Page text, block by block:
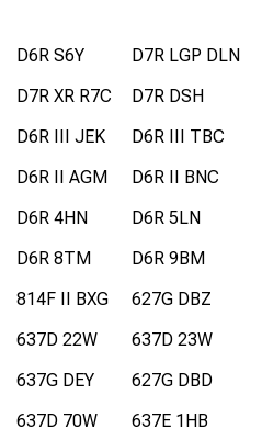
D6R S6Y
D7R LGP DLN
D7R XR R7C
D7R DSH
D6R III JEK
D6R III TBC
D6R II AGM
D6R II BNC
D6R 4HN
D6R 5LN
D6R 8TM
D6R 9BM
814F II BXG
627G DBZ
637D 22W
637D 23W
637G DEY
627G DBD
637D 70W
637E 1HB